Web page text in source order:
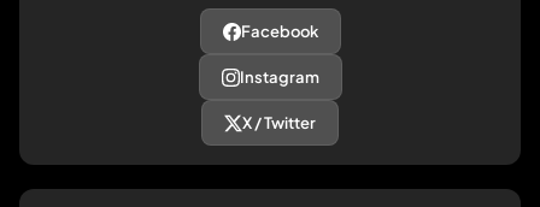
Facebook
Instagram
X / Twitter